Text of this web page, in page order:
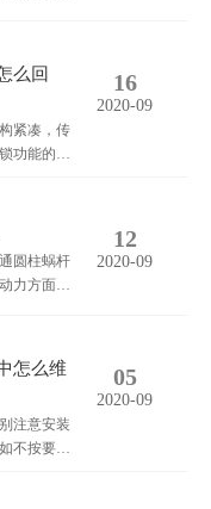
硬度在
用灰铸
轮进行处
么回
紧凑，传
功能的传
速器可获
，噪声
16
2020-09
圆柱蜗杆
力方面均
从而减少
发热低、
齿面啮
了齿面接
了承载能
12
2020-09
怎么维
注意安装
不按要求
05
2020-09